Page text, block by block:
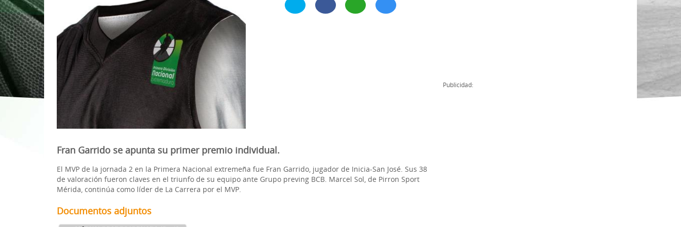
1ª División Nacional
3x3
Plan Minibasket
Copa de Extremadura
Torneos Amistosos
Formación Continua/Permanente
Tarifas
Subvenciones
Fran Garrido se apunta su primer premio individual.
El MVP de la jornada 2 en la Primera Nacional extremeña fue Fran Garrido, jugador de Inicia-San José. Sus 38
de valoración fueron claves en el triunfo de su equipo ante Grupo preving BCB. Marcel Sol, de Pirron Sport
Mérida, continúa como líder de La Carrera por el MVP.
Documentos adjuntos
Publicidad: